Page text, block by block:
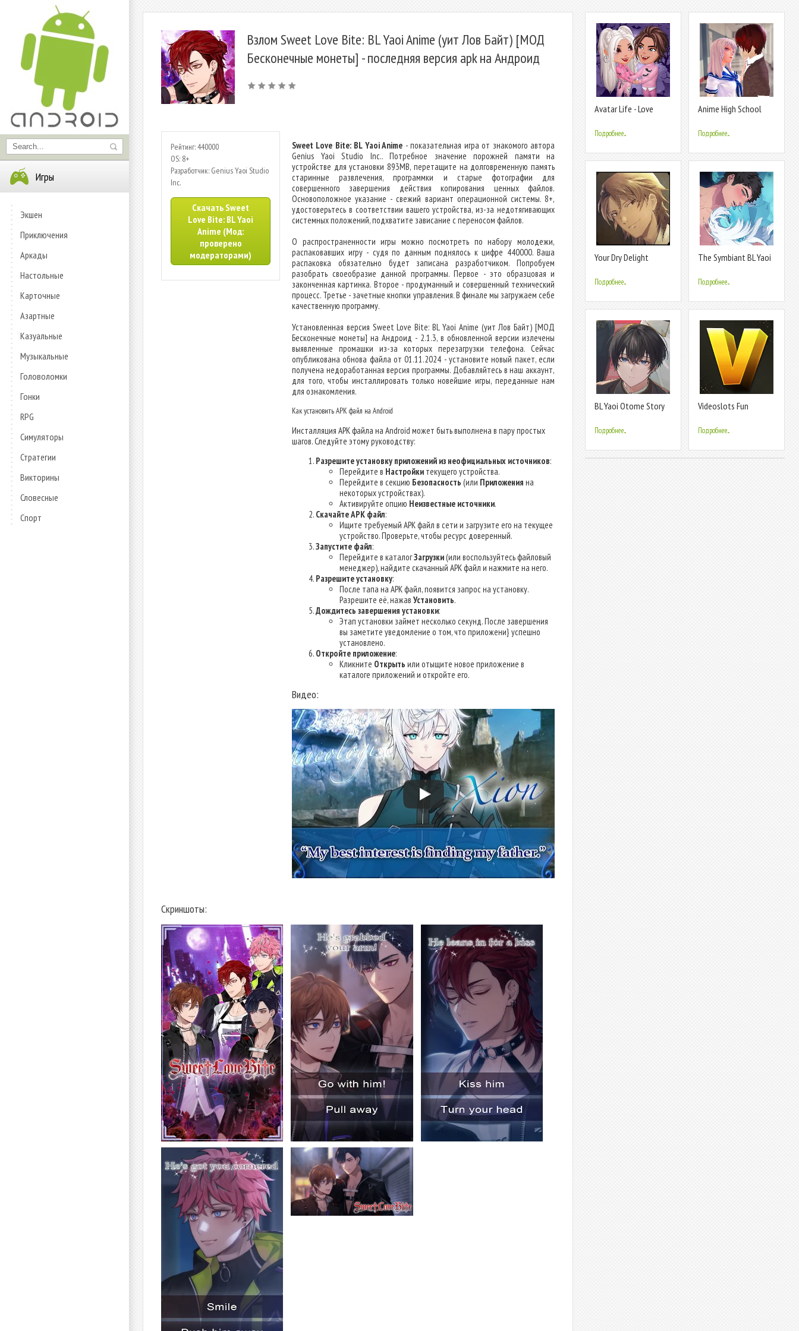
Игры
Экшен
Приключения
Аркады
Настольные
Карточные
Азартные
Казуальные
Музыкальные
Головоломки
Гонки
RPG
Симуляторы
Стратегии
Викторины
Словесные
Спорт
Взлом Sweet Love Bite: BL Yaoi Anime (уит Лов Байт) [МОД
Бесконечные монеты] - последняя версия apk на Андроид
Рейтинг: 440000
OS: 8+
Разработчик: Genius Yaoi Studio
Inc.
Скачать Sweet
Love Bite: BL Yaoi
Anime (Мод:
проверено
модераторами)
Sweet Love Bite: BL Yaoi Anime - показательная игра от знакомого автора
Genius Yaoi Studio Inc.. Потребное значение порожней памяти на
устройстве для установки 893MB, перетащите на долговременную память
старинные развлечения, программки и старые фотографии для
совершенного завершения действия копирования ценных файлов.
Основоположное указание - свежий вариант операционной системы. 8+,
удостоверьтесь в соответствии вашего устройства, из-за недотягивающих
системных положений, подхватите зависание с переносом файлов.
О распространенности игры можно посмотреть по набору молодежи,
распаковавших игру - судя по данным поднялось к цифре 440000. Ваша
распаковка обязательно будет записана разработчиком. Попробуем
разобрать своеобразие данной программы. Первое - это образцовая и
законченная картинка. Второе - продуманный и совершенный технический
процесс. Третье - зачетные кнопки управления. В финале мы загружаем себе
качественную программу.
Установленная версия Sweet Love Bite: BL Yaoi Anime (уит Лов Байт) [МОД
Бесконечные монеты] на Андроид - 2.1.3, в обновленной версии излечены
выявленные промашки из-за которых перезагрузки телефона. Сейчас
опубликована обнова файла от 01.11.2024 - установите новый пакет, если
получена недоработанная версия программы. Добавляйтесь в наш аккаунт,
для того, чтобы инсталлировать только новейшие игры, переданные нам
для ознакомления.
Как установить APK файл на Android
Инсталляция APK файла на Android может быть выполнена в пару простых
шагов. Следуйте этому руководству:
Разрешите установку приложений из неофициальных источников:
Перейдите в Настройки текущего устройства.
Перейдите в секцию Безопасность (или Приложения на
некоторых устройствах).
Активируйте опцию Неизвестные источники.
Скачайте APK файл:
Ищите требуемый APK файл в сети и загрузите его на текущее
устройство. Проверьте, чтобы ресурс доверенный.
Запустите файл:
Перейдите в каталогЗагрузки(или воспользуйтесь файловый
менеджер), найдите скачанный APK файл и нажмите на него.
Разрешите установку:
После тапа на APK файл, появится запрос на установку.
Разрешите её, нажав Установить.
Дождитесь завершения установки:
Этап установки займет несколько секунд. После завершения
вы заметите уведомление о том, что приложени} успешно
установлено.
Откройте приложение:
Кликните Открыть или отыщите новое приложение в
каталоге приложений и откройте его.
Видео:
Скриншоты:
Avatar Life - Love
Подробнее...
Anime High School
Подробнее...
Your Dry Delight
Подробнее...
The Symbiant BL Yaoi
Подробнее...
BL Yaoi Otome Story
Подробнее...
Videoslots Fun
Подробнее...